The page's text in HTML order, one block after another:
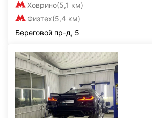
Ховрино(5,1 км)
Физтех(5,4 км)
Береговой пр-д, 5